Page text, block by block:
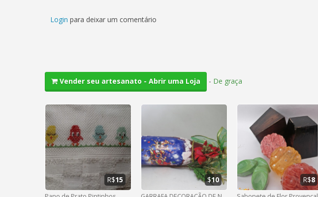
Login para deixar um comentário
Vender seu artesanato - Abrir uma Loja - De graça
R$15 $10 R$8